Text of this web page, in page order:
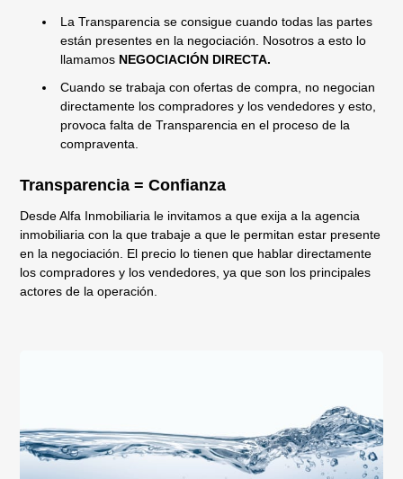
La Transparencia se consigue cuando todas las partes
están presentes en la negociación. Nosotros a esto lo
llamamos NEGOCIACIÓN DIRECTA.
Cuando se trabaja con ofertas de compra, no negocian
directamente los compradores y los vendedores y esto,
provoca falta de Transparencia en el proceso de la
compraventa.
Transparencia = Confianza
Desde Alfa Inmobiliaria le invitamos a que exija a la agencia
inmobiliaria con la que trabaje a que le permitan estar presente
en la negociación. El precio lo tienen que hablar directamente
los compradores y los vendedores, ya que son los principales
actores de la operación.